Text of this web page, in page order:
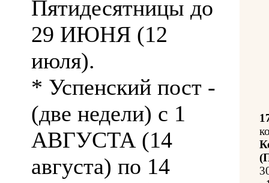
Пятидесятницы до
29 ИЮНЯ (12
июля).
* Успенский пост -
(две недели) с 1
АВГУСТА (14
августа) по 14